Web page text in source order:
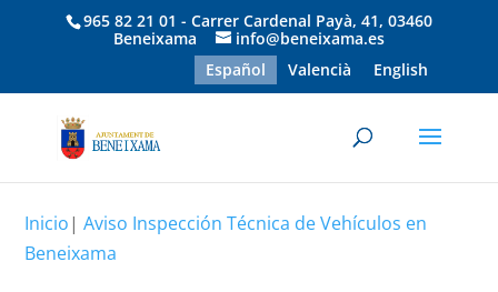
965 82 21 01 - Carrer Cardenal Payà, 41, 03460
Beneixama
info@beneixama.es
Español
Valencià English
Inicio|Aviso Inspección Técnica de Vehículos en
Beneixama